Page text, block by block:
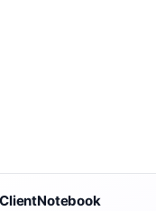
ClientNotebook